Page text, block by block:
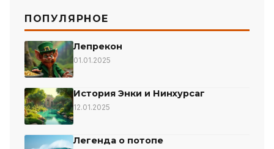
ПОПУЛЯРНОЕ
Лепрекон
01.01.2025
История Энки и Нинхурсаг
12.01.2025
Легенда о потопе